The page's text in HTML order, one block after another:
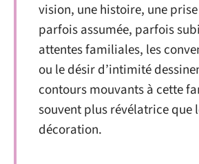
vision, une histoire, une
parfois assumée, parfois
attentes familiales, les
ou le désir d’intimité
contours mouvants à cette
souvent plus révélatrice que
décoration.